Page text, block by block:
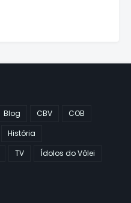
Blog CBV
COB
História
TV Ídolos do Vôlei